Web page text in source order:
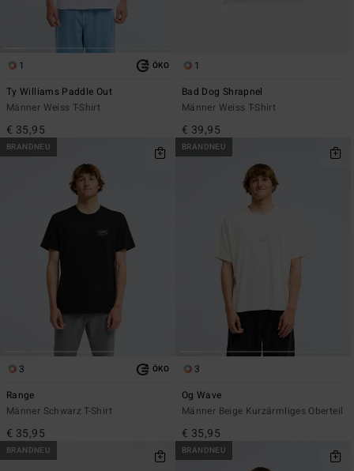
1 ÖKO
Ty Williams Paddle Out
Männer Weiss T-Shirt
€ 35,95
1
Bad Dog Shrapnel
Männer Weiss T-Shirt
€ 39,95
BRANDNEU
3 ÖKO
Range
Männer Schwarz T-Shirt
€ 35,95
BRANDNEU
3
Og Wave
Männer Beige Kurzärmliges Oberteil
€ 35,95
BRANDNEU BRANDNEU